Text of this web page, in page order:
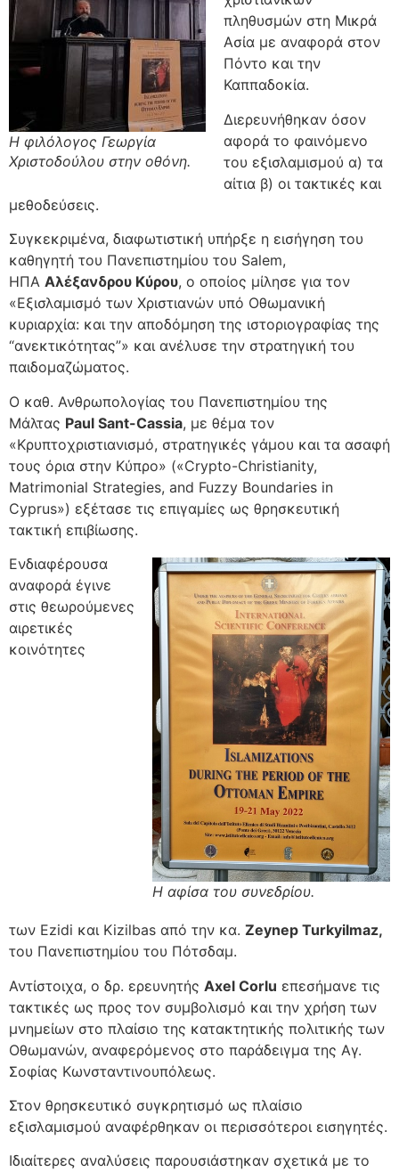
Η φιλόλογος Γεωργία
Χριστοδούλου στην οθόνη.
πληθυσμών στη Μικρά
Ασία με αναφορά στον
Πόντο και την
Καππαδοκία.
Διερευνήθηκαν όσον
αφορά το φαινόμενο
του εξισλαμισμού α) τα
αίτια β) οι τακτικές και
μεθοδεύσεις.
Συγκεκριμένα, διαφωτιστική υπήρξε η εισήγηση του
καθηγητή του Πανεπιστημίου του Salem,
ΗΠΑ Αλέξανδρου Κύρου, ο οποίος μίλησε για τον
«Εξισλαμισμό των Χριστιανών υπό Οθωμανική
κυριαρχία: και την αποδόμηση της ιστοριογραφίας της
“ανεκτικότητας”» και ανέλυσε την στρατηγική του
παιδομαζώματος.
Ο καθ. Ανθρωπολογίας του Πανεπιστημίου της
Μάλτας Paul Sant-Cassia, με θέμα τον
«Κρυπτοχριστιανισμό, στρατηγικές γάμου και τα ασαφή
τους όρια στην Κύπρο» («Crypto-Christianity,
Matrimonial Strategies, and Fuzzy Boundaries in
Cyprus») εξέτασε τις επιγαμίες ως θρησκευτική
τακτική επιβίωσης.
Η αφίσα του συνεδρίου.
Ενδιαφέρουσα
αναφορά έγινε
στις θεωρούμενες
αιρετικές
κοινότητες
των Ezidi και Kizilbas από την κα. Zeynep Turkyilmaz,
του Πανεπιστημίου του Πότσδαμ.
Αντίστοιχα, ο δρ. ερευνητής Axel Corlu επεσήμανε τις
τακτικές ως προς τον συμβολισμό και την χρήση των
μνημείων στο πλαίσιο της κατακτητικής πολιτικής των
Οθωμανών, αναφερόμενος στο παράδειγμα της Αγ.
Σοφίας Κωνσταντινουπόλεως.
Στον θρησκευτικό συγκρητισμό ως πλαίσιο
εξισλαμισμού αναφέρθηκαν οι περισσότεροι εισηγητές.
Ιδιαίτερες αναλύσεις παρουσιάστηκαν σχετικά με το